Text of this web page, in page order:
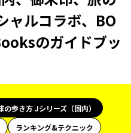
ャルコラボ、BO
のガイドブッ
の歩き方 Jシリーズ（国内）
ランキング&テクニック